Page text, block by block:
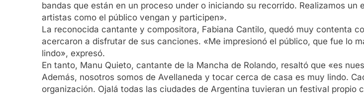
bandas que están en un proceso under o iniciando su recorrido. Realizamos
artistas como el público vengan y participen».
La reconocida cantante y compositora, Fabiana Cantilo, quedó muy contenta
acercaron a disfrutar de sus canciones. «Me impresionó el público, que fue lo
lindo», expresó.
En tanto, Manu Quieto, cantante de la Mancha de Rolando, resaltó que «es
Además, nosotros somos de Avellaneda y tocar cerca de casa es muy lindo.
organización. Ojalá todas las ciudades de Argentina tuvieran un festival propio